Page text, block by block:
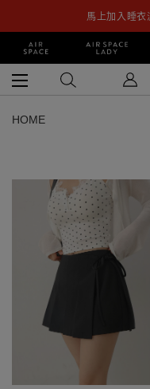
馬上加入睡衣
HOME